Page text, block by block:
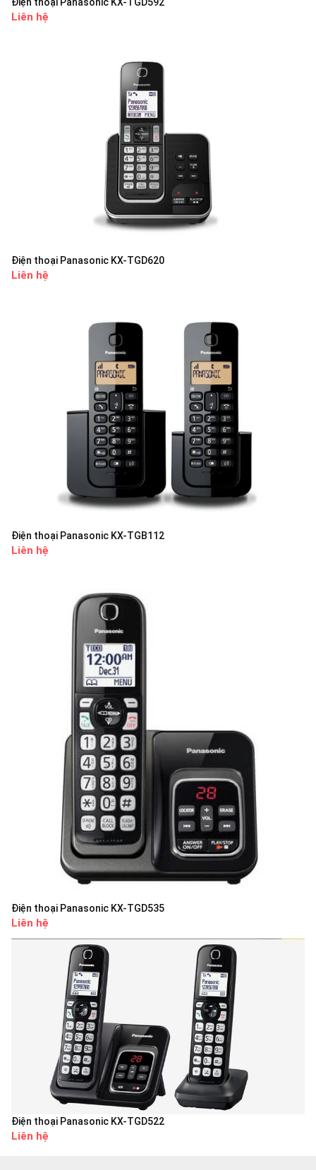
Điện thoại Panasonic KX-TGD592
Liên hệ
Điện thoại Panasonic KX-TGD620
Liên hệ
Điện thoại Panasonic KX-TGB112
Liên hệ
Điện thoại Panasonic KX-TGD535
Liên hệ
Điện thoại Panasonic KX-TGD522
Liên hệ